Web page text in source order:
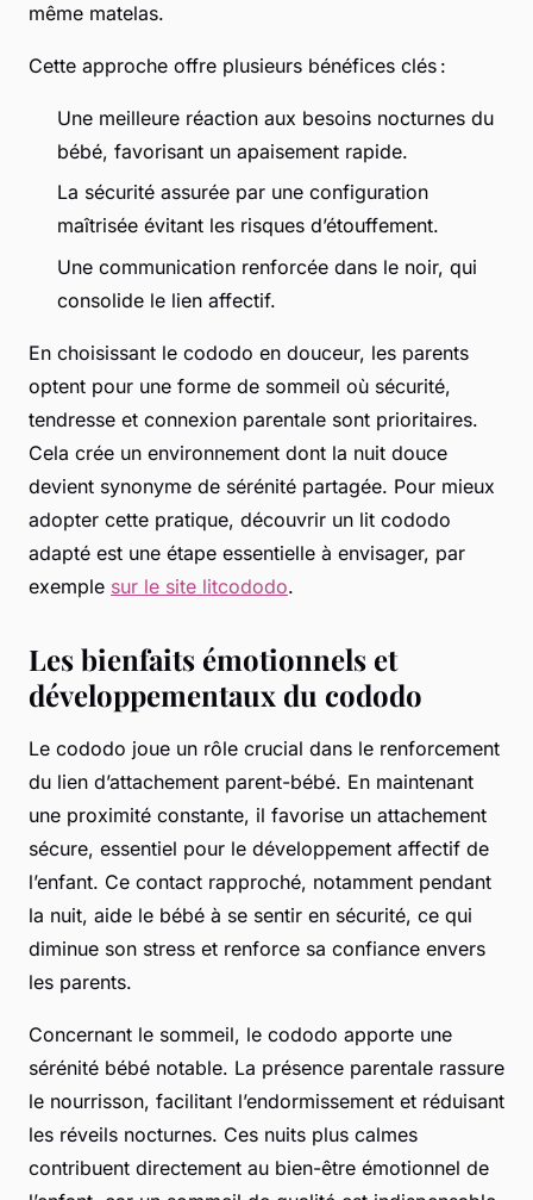
même matelas.
Cette approche offre plusieurs bénéfices clés :
Une meilleure réaction aux besoins nocturnes du
bébé, favorisant un apaisement rapide.
La sécurité assurée par une configuration
maîtrisée évitant les risques d’étouffement.
Une communication renforcée dans le noir, qui
consolide le lien affectif.
En choisissant le cododo en douceur, les parents
optent pour une forme de sommeil où sécurité,
tendresse et connexion parentale sont prioritaires.
Cela crée un environnement dont la nuit douce
devient synonyme de sérénité partagée. Pour mieux
adopter cette pratique, découvrir un lit cododo
adapté est une étape essentielle à envisager, par
exemple sur le site litcododo.
Les bienfaits émotionnels et
développementaux du cododo
Le cododo joue un rôle crucial dans le renforcement
du lien d’attachement parent-bébé. En maintenant
une proximité constante, il favorise un attachement
sécure, essentiel pour le développement affectif de
l’enfant. Ce contact rapproché, notamment pendant
la nuit, aide le bébé à se sentir en sécurité, ce qui
diminue son stress et renforce sa confiance envers
les parents.
Concernant le sommeil, le cododo apporte une
sérénité bébé notable. La présence parentale rassure
le nourrisson, facilitant l’endormissement et réduisant
les réveils nocturnes. Ces nuits plus calmes
contribuent directement au bien-être émotionnel de